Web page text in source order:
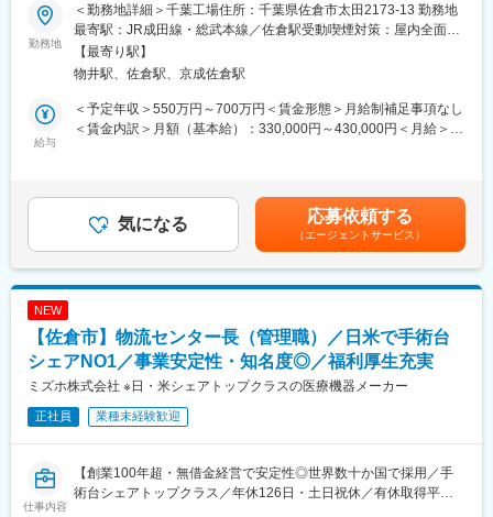
■医療業界未経験の方も安心してスタートできる環境です
入社後はOJTを中心に、勉強会や医療業界ニュースの共有などを
通じて、業務時間内に専門知識を身につけられる環境を整えてい
ます。
そのため、医療機器営業の経験がない方でも安心して業務をスタ
ートすることが可能です。
専門知識や営業スキルは入社後に身につけられるため、医療業界
への興味・関心と成長意欲をお持ちの方を歓迎しています。
【業務概要】
■当社は100年を超える医療機器メーカーで、世界的なトップクラ
スシェア製品を持つ安定企業です。
■フィールドサービスエンジニアとして、大学病院や地域の基幹病
院に納入している医療機器類（手術台とその周辺機器類）の定期
検査や修理に携わっていただきます。
■機器類の設置作業補助
■関連事務（作業報告書、見積書･請求明細書作成、顧客管理、電
話・来客応対等）
■入社後約3ヶ月間程度は、トレーニング専用施設で入社研修を実
施。
■納入先の病院への修理や点検に同行し、手術室への入室から書類
作成・報告職務まで一連の実地訓練を実施します。
があります（平均約30日/年）。
■休日出勤の場合は、原則、振替休暇を取得頂きます。修理の場合
勤務地
＜勤務地詳細＞千葉工場住所：千葉県佐倉市太田2173-13 勤務地
最寄駅：JR成田線・総武本線／佐倉駅受動喫煙対策：屋内全面禁
煙変更の範囲：会社の定める事業所
【最寄り駅】
物井駅、佐倉駅、京成佐倉駅
給与
＜予定年収＞550万円～700万円＜賃金形態＞月給制補足事項なし
＜賃金内訳＞月額（基本給）：330,000円～430,000円＜月給＞
考を通じて上下する可能性があります。・業績加算賞与の制度が
あり、年収は平均的な加算賞与を含みます・事務所内勤時の残業
代は別途支給賃金はあくまでも目安の金額であり、選考を通じて
上下する可能性があります。月給(月額)は固定手当を含めた表記で
す。
気になる 応募依頼する
（エージェントサービス）
NEW
【佐倉市】物流センター長（管理職）／日米で手術台
シェアNO1／事業安定性・知名度◎／福利厚生充実
ミズホ株式会社 ※日・米シェアトップクラスの医療機器メーカー
正社員 業種未経験歓迎
仕事内容
【創業100年超・無借金経営で安定性◎世界数十か国で採用／手
術台シェアトップクラス／年休126日・土日祝休／有休取得平均